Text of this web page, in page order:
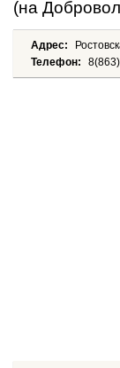
(на
Адрес:
Телефон: